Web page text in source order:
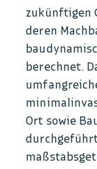
zukünftigen
deren
berechnet.
Ort sowie